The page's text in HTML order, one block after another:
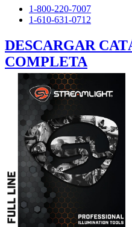
1-800-220-7007
1-610-631-0712
DESCARGAR
COMPLETA